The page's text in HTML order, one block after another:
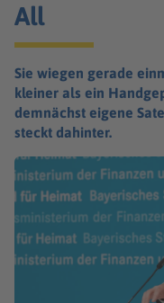
All
Sie wiegen gerade
kleiner als ein
demnächst eigene
steckt dahinter.